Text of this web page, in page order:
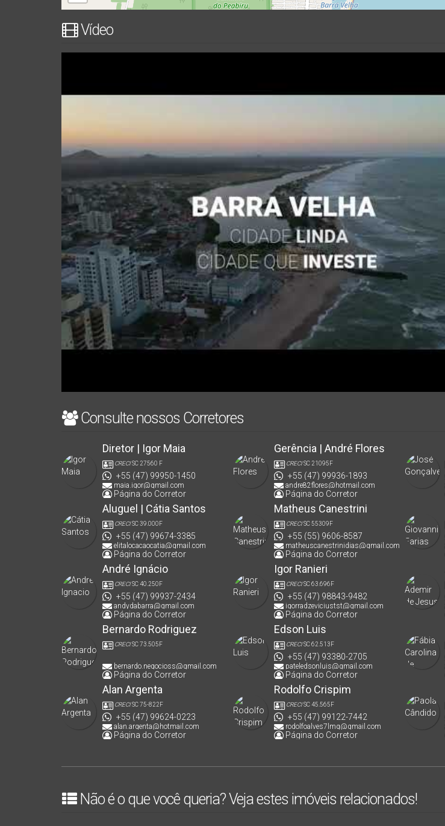
Vídeo
Consulte nossos Corretores
Diretor | Igor Maia
CRECISC 27560 F
+55 (47) 99950-1450
maia.igor@gmail.com
Página do Corretor
Gerência | André Flores
CRECISC 21095F
+55 (47) 99936-1893
andre82flores@hotmail.com
Página do Corretor
Aluguel | Cátia Santos
CRECISC 39.000F
+55 (47) 99674-3385
elitalocacaocatia@gmail.com
Página do Corretor
Matheus Canestrini
CRECISC 55309F
+55 (55) 9606-8587
matheuscanestrinidias@gmail.com
Página do Corretor
André Ignácio
CRECISC 40.250F
+55 (47) 99937-2434
andydabarra@gmail.com
Página do Corretor
Igor Ranieri
CRECISC 63.696F
+55 (47) 98843-9482
igorradzeviciustst@gmail.com
Página do Corretor
Bernardo Rodriguez
CRECISC 73.505F
bernardo.negocioss@gmail.com
Página do Corretor
Edson Luis
CRECISC 62.513F
+55 (47) 93380-2705
pateledsonluis@gmail.com
Página do Corretor
Alan Argenta
CRECISC 75-822F
+55 (47) 99624-0223
alan.argenta@hotmail.com
Página do Corretor
Rodolfo Crispim
CRECISC 45.565F
+55 (47) 99122-7442
rodolfoalves7lmg@gmail.com
Página do Corretor
Não é o que você queria? Veja estes imóveis relacionados!